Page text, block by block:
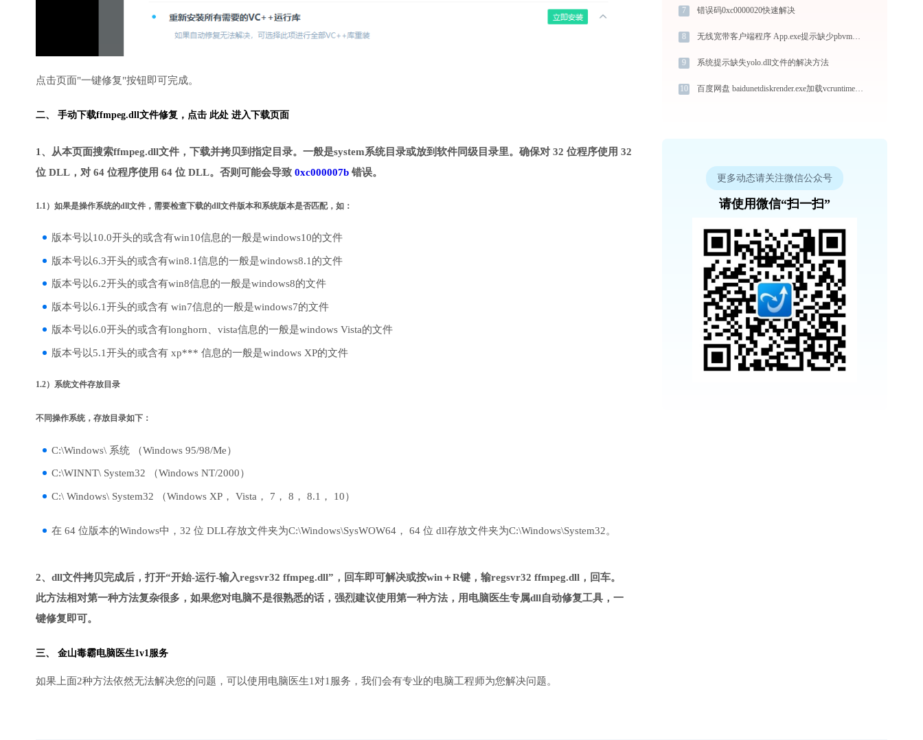
点击页面"一键修复"按钮即可完成。
二、 手动下载ffmpeg.dll文件修复， 点击 此处 进入下载页面
1、从本页面搜索ffmpeg.dll文件，下载并拷贝到指定目录。一般是system系统目录或放到软件同级目录里。确保对 32 位程序使用 32
位 DLL，对 64 位程序使用 64 位 DLL。否则可能会导致 0xc000007b 错误。
1.1）如果是操作系统的dll文件，需要检查下载的dll文件版本和系统版本是否匹配，如：
版本号以10.0开头的或含有win10信息的一般是windows10的文件
版本号以6.3开头的或含有win8.1信息的一般是windows8.1的文件
版本号以6.2开头的或含有win8信息的一般是windows8的文件
版本号以6.1开头的或含有 win7信息的一般是windows7的文件
版本号以6.0开头的或含有longhorn、vista信息的一般是windows Vista的文件
版本号以5.1开头的或含有 xp*** 信息的一般是windows XP的文件
1.2）系统文件存放目录
不同操作系统，存放目录如下：
C:\Windows\ 系统 （Windows 95/98/Me）
C:\WINNT\ System32 （Windows NT/2000）
C:\ Windows\ System32 （Windows XP， Vista， 7， 8， 8.1， 10）
在 64 位版本的Windows中，32 位 DLL存放文件夹为C:\Windows\SysWOW64， 64 位 dll存放文件夹为C:\Windows\System32。
2、dll文件拷贝完成后，打开“开始-运行-输入regsvr32 ffmpeg.dll”，回车即可解决或按win＋R键，输regsvr32 ffmpeg.dll，回车。
此方法相对第一种方法复杂很多，如果您对电脑不是很熟悉的话，强烈建议使用第一种方法，用电脑医生专属dll自动修复工具，一
键修复即可。
三、 金山毒霸电脑医生1v1服务
如果上面2种方法依然无法解决您的问题，可以使用电脑医生1对1服务，我们会有专业的电脑工程师为您解决问题。
7 错误码0xc0000020快速解决
8 无线宽带客户端程序 App.exe提示缺少pbvm100.dll文件的解决办法
9 系统提示缺失yolo.dll文件的解决方法
10 百度网盘 baidunetdiskrender.exe加载vcruntime140.dll文件丢失处理办法
更多动态请关注微信公众号
请使用微信“扫一扫”